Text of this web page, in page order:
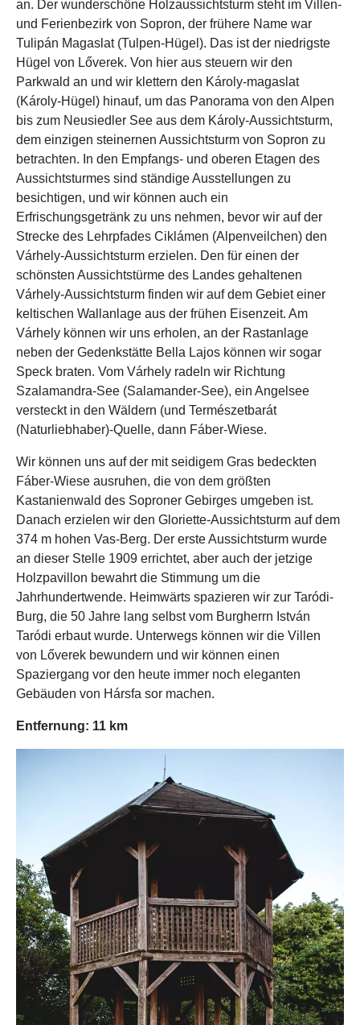
an. Der wunderschöne Holzaussichtsturm steht im Villen-
und Ferienbezirk von Sopron, der frühere Name war
Tulipán Magaslat (Tulpen-Hügel). Das ist der niedrigste
Hügel von Lőverek. Von hier aus steuern wir den
Parkwald an und wir klettern den Károly-magaslat
(Károly-Hügel) hinauf, um das Panorama von den Alpen
bis zum Neusiedler See aus dem Károly-Aussichtsturm,
dem einzigen steinernen Aussichtsturm von Sopron zu
betrachten. In den Empfangs- und oberen Etagen des
Aussichtsturmes sind ständige Ausstellungen zu
besichtigen, und wir können auch ein
Erfrischungsgetränk zu uns nehmen, bevor wir auf der
Strecke des Lehrpfades Ciklámen (Alpenveilchen) den
Várhely-Aussichtsturm erzielen. Den für einen der
schönsten Aussichtstürme des Landes gehaltenen
Várhely-Aussichtsturm finden wir auf dem Gebiet einer
keltischen Wallanlage aus der frühen Eisenzeit. Am
Várhely können wir uns erholen, an der Rastanlage
neben der Gedenkstätte Bella Lajos können wir sogar
Speck braten. Vom Várhely radeln wir Richtung
Szalamandra-See (Salamander-See), ein Angelsee
versteckt in den Wäldern (und Természetbarát
(Naturliebhaber)-Quelle, dann Fáber-Wiese.
Wir können uns auf der mit seidigem Gras bedeckten
Fáber-Wiese ausruhen, die von dem größten
Kastanienwald des Soproner Gebirges umgeben ist.
Danach erzielen wir den Gloriette-Aussichtsturm auf dem
374 m hohen Vas-Berg. Der erste Aussichtsturm wurde
an dieser Stelle 1909 errichtet, aber auch der jetzige
Holzpavillon bewahrt die Stimmung um die
Jahrhundertwende. Heimwärts spazieren wir zur Taródi-
Burg, die 50 Jahre lang selbst vom Burgherrn István
Taródi erbaut wurde. Unterwegs können wir die Villen
von Lőverek bewundern und wir können einen
Spaziergang vor den heute immer noch eleganten
Gebäuden von Hársfa sor machen.
Entfernung: 11 km